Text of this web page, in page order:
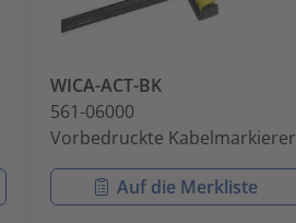
WICA-ACT-BK
561-06000
Vorbedruckte Kabelmarkierer
Auf die Merkliste